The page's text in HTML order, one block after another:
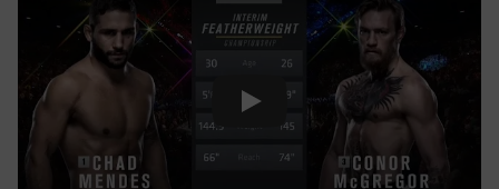
Смотреть видео YouTube